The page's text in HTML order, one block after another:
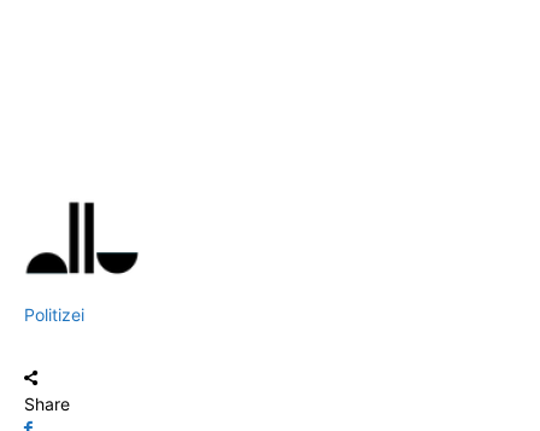
Politizei
Share